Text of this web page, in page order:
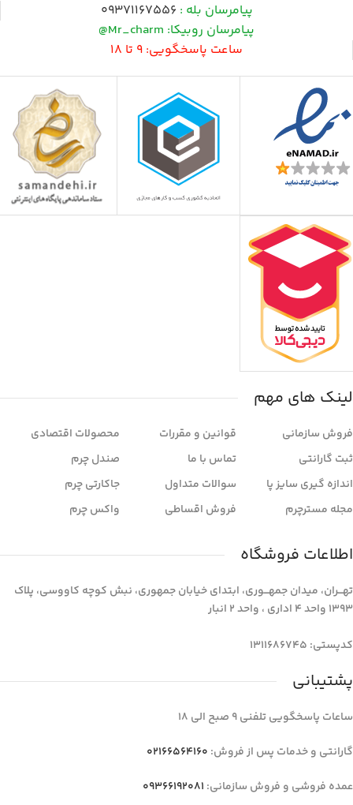
پیامرسان بله : 09371167556
پیامرسان روبیکا: Mr_charm@
ساعت پاسخگویی: 9 تا 18
لینک های مهم
فروش سازمانی
ثبت گارانتی
اندازه گیری سایز پا
مجله مسترچرم
قوانین و مقررات
تماس با ما
سوالات متداول
فروش اقساطی
محصولات اقتصادی
صندل چرم
جاکارتی چرم
واکس چرم
اطلاعات فروشگاه
تهـــران، میدان جمهـــوری، ابتدای خیابان جمهوری، نبش کوچه کاووسی، پلاک
1393 واحد 4 اداری ، واحد 2 انبار
کدپستی: 1311686745
پشتیبانی
ساعات پاسخگویی تلفنی 9 صبح الی 18
گارانتی و خدمات پس از فروش: 02166564160
عمده فروشی و فروش سازمانی: 09366192081